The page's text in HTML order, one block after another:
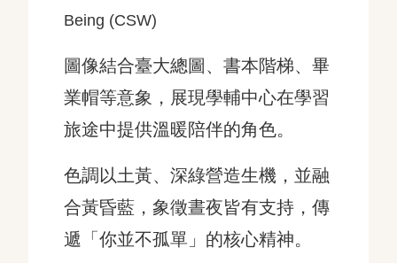
Being (CSW)
圖像結合臺大總圖、書本階梯、畢
業帽等意象，展現學輔中心在學習
旅途中提供溫暖陪伴的角色。
色調以土黃、深綠營造生機，並融
合黃昏藍，象徵晝夜皆有支持，傳
遞「你並不孤單」的核心精神。